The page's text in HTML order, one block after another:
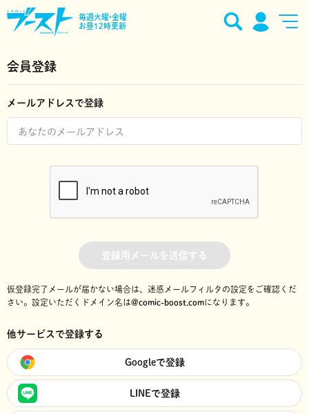
毎週火曜•金曜
お昼12時更新
会員登録
メールアドレスで登録
登録用メールを送信する
仮登録完了メールが届かない場合は、迷惑メールフィルタの設定をご確認くだ
さい。 設定いただくドメイン名は@comic-boost.comになります。
他サービスで登録する
Googleで登録
LINEで登録